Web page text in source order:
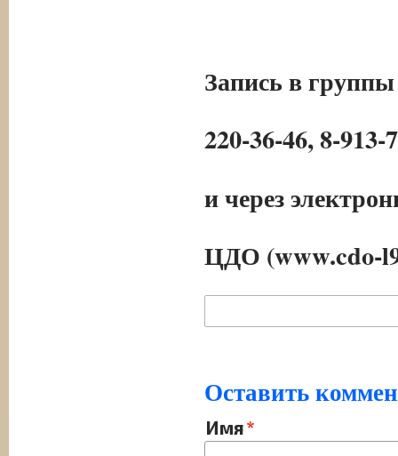
Запись в
220-36-46, 8-913-
и через
ЦДО (www.cdo-
Оставить
Имя